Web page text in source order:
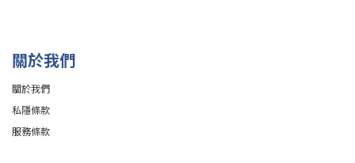
關於我們
關於我們
私隱條款
服務條款